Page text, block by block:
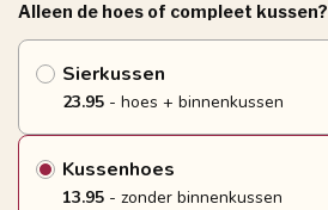
Alleen de hoes of compleet kussen?
Sierkussen
23.95 - hoes + binnenkussen
Kussenhoes
13.95 - zonder binnenkussen